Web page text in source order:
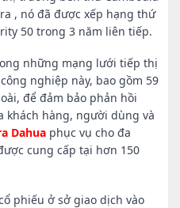
, nó đã được xếp hạng thứ
50 trong 3 năm liên tiếp.
những mạng lưới tiếp thị
nghiệp này, bao gồm 59
để đảm bảo phản hồi
khách hàng, người dùng và
Dahua phục vụ cho đa
cung cấp tại hơn 150
phiếu ở sở giao dịch vào